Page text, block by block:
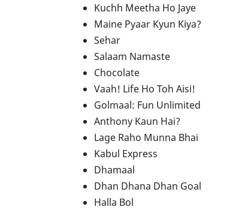
Kuchh Meetha Ho Jaye
Maine Pyaar Kyun Kiya?
Sehar
Salaam Namaste
Chocolate
Vaah! Life Ho Toh Aisi!
Golmaal: Fun Unlimited
Anthony Kaun Hai?
Lage Raho Munna Bhai
Kabul Express
Dhamaal
Dhan Dhana Dhan Goal
Halla Bol